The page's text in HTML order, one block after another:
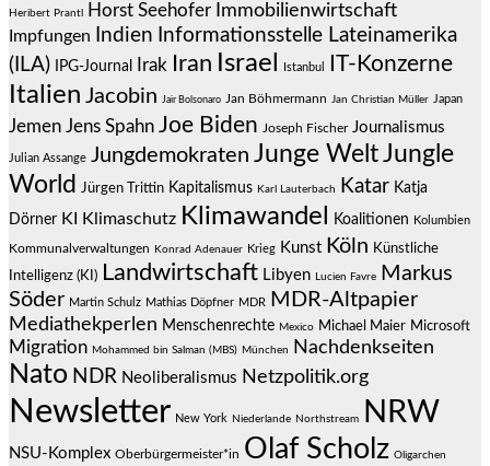
Heribert Prantl Horst Seehofer Immobilienwirtschaft
Impfungen Indien Informationsstelle Lateinamerika
(ILA)
IPG-Journal Irak Iran Israel Istanbul IT-Konzerne
Italien Jacobin Jair Bolsonaro Jan Böhmermann Jan Christian Müller Japan
Jemen Jens Spahn Joe Biden Joseph Fischer Journalismus
Julian Assange Jungdemokraten Junge WeltJungle
World Jürgen Trittin Kapitalismus Karl Lauterbach Katar Katja
Dörner KI Klimaschutz Klimawandel Koalitionen Kolumbien
Kommunalverwaltungen Konrad Adenauer Krieg Kunst Köln Künstliche
Intelligenz (KI) Landwirtschaft Libyen Lucien Favre
Markus
Söder Martin Schulz Mathias Döpfner MDR MDR-Altpapier
Mediathekperlen Menschenrechte Mexico Michael Maier Microsoft
Migration Mohammed bin Salman (MBS) München Nachdenkseiten
Nato NDR Neoliberalismus Netzpolitik.org
Newsletter New York Niederlande Northstream NRW
NSU-Komplex Oberbürgermeister*in Olaf Scholz Oligarchen